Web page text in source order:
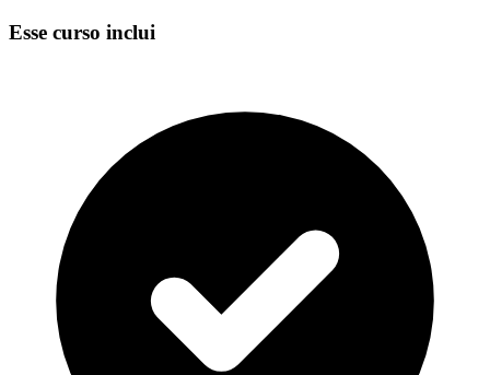
Esse curso inclui